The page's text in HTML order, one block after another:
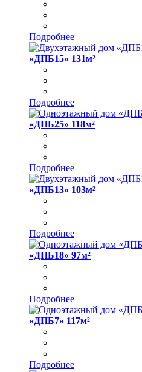
Подробнее
«ДПБ15» 131м²
Подробнее
«ДПБ25» 118м²
Подробнее
«ДПБ13» 103м²
Подробнее
«ДПБ18» 97м²
Подробнее
«ДПБ7» 117м²
Подробнее